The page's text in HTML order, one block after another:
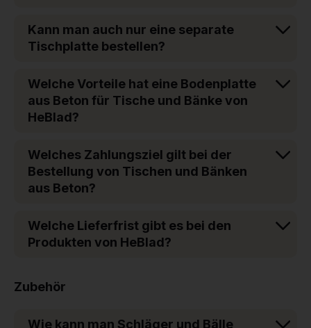
Kann man auch nur eine separate
Tischplatte bestellen?
Welche Vorteile hat eine Bodenplatte
aus Beton für Tische und Bänke von
HeBlad?
Welches Zahlungsziel gilt bei der
Bestellung von Tischen und Bänken
aus Beton?
Welche Lieferfrist gibt es bei den
Produkten von HeBlad?
Zubehör
Wie kann man Schläger und Bälle